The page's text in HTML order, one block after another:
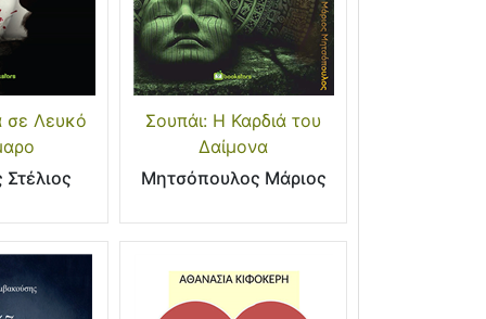
σε Λευκό
Σουπάι: Η Καρδιά του
Δαίμονα
Μητσόπουλος Μάριος